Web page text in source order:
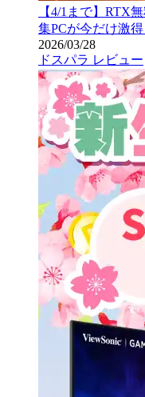
【4/1まで】RTX
集PCが今だけ激
2026/03/28
ドスパラ レビュー